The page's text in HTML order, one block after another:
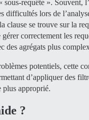
sous-requête ». Souvent,
difficultés lors de
clause se trouve sur la
correctement les
des agrégats plus
potentiels, cette
d’appliquer des
plus approprié.
?